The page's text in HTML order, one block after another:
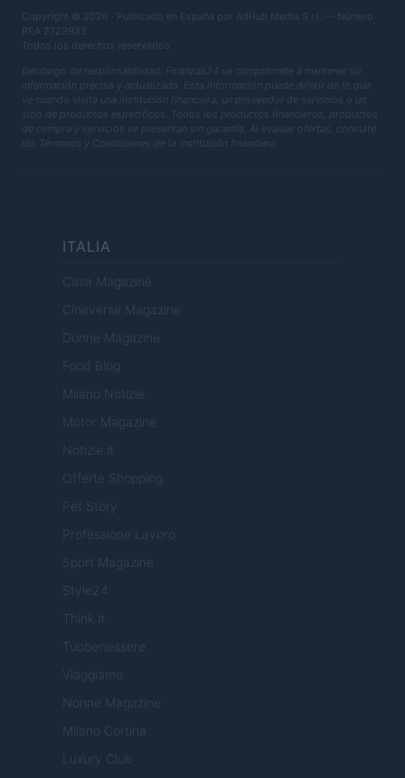
Copyright © 2026 · Publicado en España por AdHub Media S.r.l. — Número
REA 2729933
Todos los derechos reservados
Descargo de responsabilidad: Finanzas24 se compromete a mantener su
información precisa y actualizada. Esta información puede diferir de lo que
ve cuando visita una institución financiera, un proveedor de servicios o un
sitio de productos específicos. Todos los productos financieros, productos
de compra y servicios se presentan sin garantía. Al evaluar ofertas, consulte
los Términos y Condiciones de la institución financiera.
ITALIA
Casa Magazine
Cineverse Magazine
Donne Magazine
Food Blog
Milano Notizie
Motor Magazine
Notizie.it
Offerte Shopping
Pet Story
Professione Lavoro
Sport Magazine
Style24
Think.it
Tuobenessere
Viaggiamo
Nonne Magazine
Milano Cortina
Luxury Club